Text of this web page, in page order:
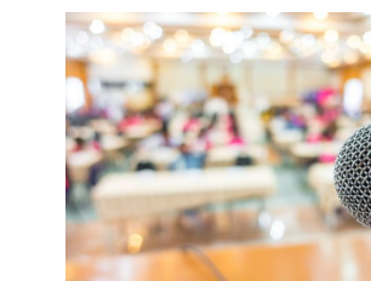
die
HZV
einzudämmen